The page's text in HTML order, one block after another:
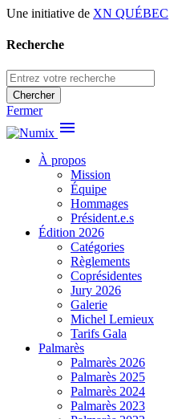
Une initiative de XN QUÉBEC
Recherche
Chercher
Fermer
menu
À propos
Mission
Équipe
Hommages
Président.e.s
Édition 2026
Catégories
Règlements
Coprésidentes
Jury 2026
Galerie
Michel Lemieux
Tarifs Gala
Palmarès
Palmarès 2026
Palmarès 2025
Palmarès 2024
Palmarès 2023